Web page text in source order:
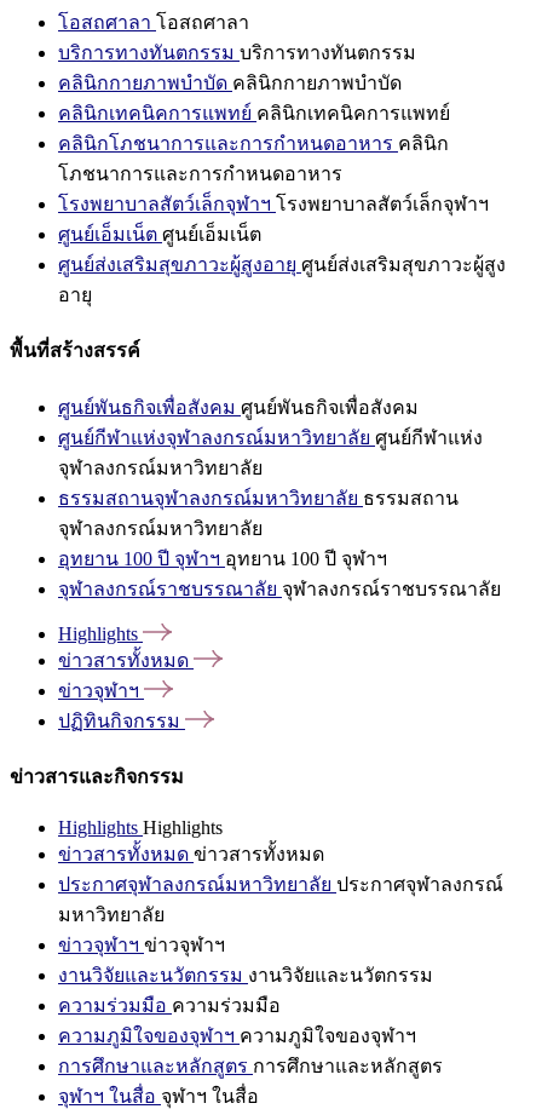
โอสถศาลา โอสถศาลา
บริการทางทันตกรรม บริการทางทันตกรรม
คลินิกกายภาพบำบัด คลินิกกายภาพบำบัด
คลินิกเทคนิคการแพทย์ คลินิกเทคนิคการแพทย์
คลินิกโภชนาการและการกำหนดอาหาร คลินิก
โภชนาการและการกำหนดอาหาร
โรงพยาบาลสัตว์เล็กจุฬาฯ โรงพยาบาลสัตว์เล็กจุฬาฯ
ศูนย์เอ็มเน็ต ศูนย์เอ็มเน็ต
ศูนย์ส่งเสริมสุขภาวะผู้สูงอายุ ศูนย์ส่งเสริมสุขภาวะผู้สูง
อายุ
พื้นที่สร้างสรรค์
ศูนย์พันธกิจเพื่อสังคม ศูนย์พันธกิจเพื่อสังคม
ศูนย์กีฬาแห่งจุฬาลงกรณ์มหาวิทยาลัย ศูนย์กีฬาแห่ง
จุฬาลงกรณ์มหาวิทยาลัย
ธรรมสถานจุฬาลงกรณ์มหาวิทยาลัย ธรรมสถาน
จุฬาลงกรณ์มหาวิทยาลัย
อุทยาน 100 ปี จุฬาฯ อุทยาน 100 ปี จุฬาฯ
จุฬาลงกรณ์ราชบรรณาลัย จุฬาลงกรณ์ราชบรรณาลัย
Highlights
ข่าวสารทั้งหมด
ข่าวจุฬาฯ
ปฏิทินกิจกรรม
ข่าวสารและกิจกรรม
Highlights Highlights
ข่าวสารทั้งหมด ข่าวสารทั้งหมด
ประกาศจุฬาลงกรณ์มหาวิทยาลัย ประกาศจุฬาลงกรณ์
มหาวิทยาลัย
ข่าวจุฬาฯ ข่าวจุฬาฯ
งานวิจัยและนวัตกรรม งานวิจัยและนวัตกรรม
ความร่วมมือ ความร่วมมือ
ความภูมิใจของจุฬาฯ ความภูมิใจของจุฬาฯ
การศึกษาและหลักสูตร การศึกษาและหลักสูตร
จุฬาฯ ในสื่อ จุฬาฯ ในสื่อ